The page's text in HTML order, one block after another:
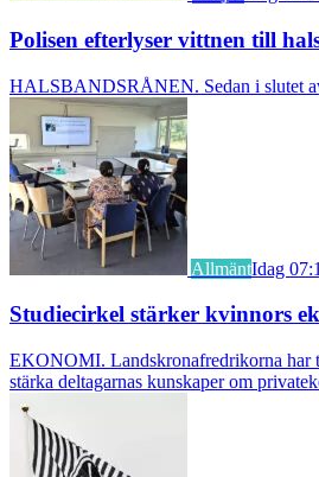
Polisen efterlyser vittnen till
HALSBANDSRÅNEN. Sedan i slutet av
AllmäntIdag
Studiecirkel stärker kvinnors
EKONOMI. Landskronafredrikorna har
stärka deltagarnas kunskaper om